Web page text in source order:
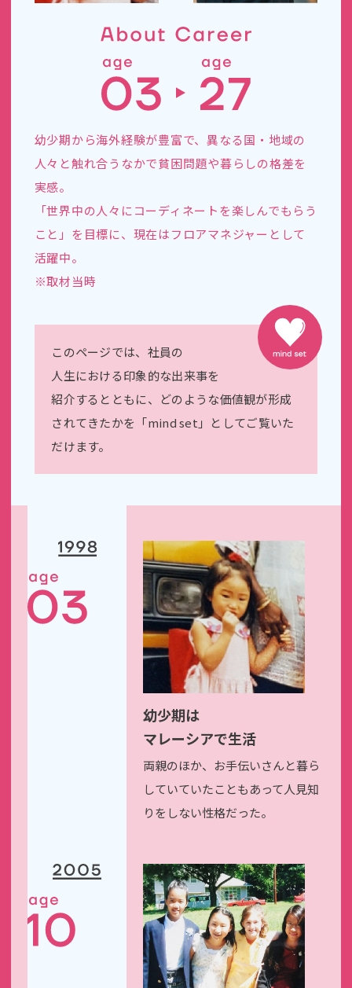
幼少期から海外経験が豊富で、異なる国・地域の
人々と触れ合うなかで貧困問題や暮らしの格差を
実感。
「世界中の人々にコーディネートを楽しんでもらう
こと」を目標に、現在はフロアマネジャーとして
活躍中。
※取材当時
このページでは、社員の
人生における印象的な出来事を
紹介するとともに、
どのような価値観が形成
されてきたかを「mind set」としてご覧いた
だけます。
幼少期は
マレーシアで生活
両親のほか、お手伝いさんと暮ら
していていたこともあって人見知
りをしない性格だった。